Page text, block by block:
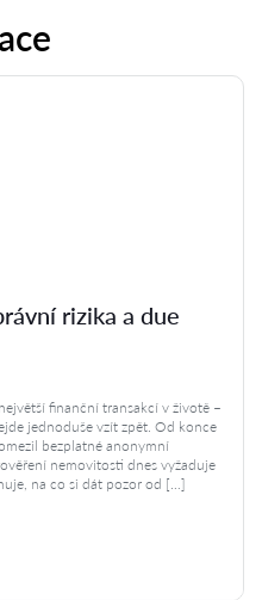
rizika a due
finanční transakcí v životě –
jednoduše vzít zpět. Od konce
bezplatné anonymní
nemovitosti dnes vyžaduje
na co si dát pozor od […]